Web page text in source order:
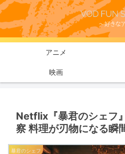
アニメ
映画
Netflix『暴君のシェフ
察 料理が刃物になる瞬
暴君のシェフ